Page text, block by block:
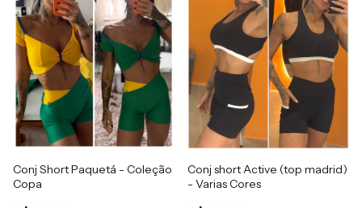
Conj Short Paquetá - Coleção
Copa
Conj short Active (top madrid)
- Varias Cores